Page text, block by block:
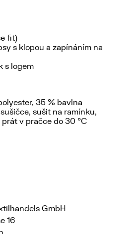
fit)
s klopou a zapínáním na
s logem
35 % bavlna
sušit na ramínku,
prát v pračce do 30 °C
GmbH
16